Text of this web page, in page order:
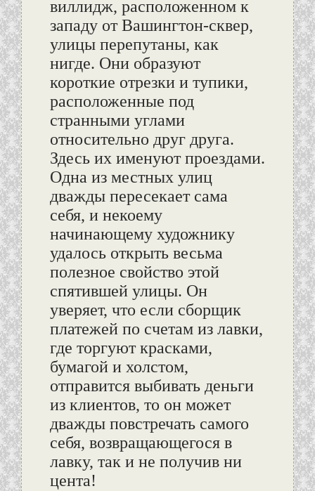
виллидж, расположенном к
западу от Вашингтон-сквер,
улицы перепутаны, как
нигде. Они образуют
короткие отрезки и тупики,
расположенные под
странными углами
относительно друг друга.
Здесь их именуют проездами.
Одна из местных улиц
дважды пересекает сама
себя, и некоему
начинающему художнику
удалось открыть весьма
полезное свойство этой
спятившей улицы. Он
уверяет, что если сборщик
платежей по счетам из лавки,
где торгуют красками,
бумагой и холстом,
отправится выбивать деньги
из клиентов, то он может
дважды повстречать самого
себя, возвращающегося в
лавку, так и не получив ни
цента!